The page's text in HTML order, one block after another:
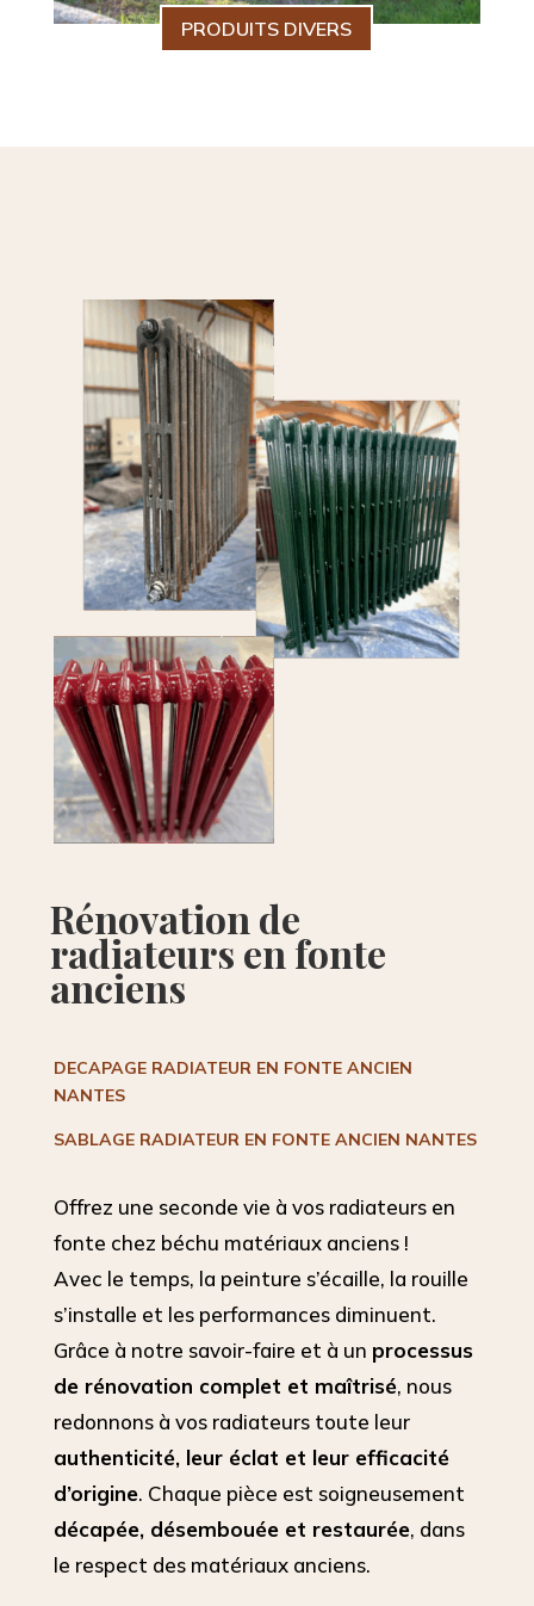
PRODUITS DIVERS
Rénovation de
radiateurs en fonte
anciens
DECAPAGE RADIATEUR EN FONTE ANCIEN
NANTES
SABLAGE RADIATEUR EN FONTE ANCIEN NANTES
Offrez une seconde vie à vos radiateurs en
fonte chez béchu matériaux anciens !
Avec le temps, la peinture s’écaille, la rouille
s’installe et les performances diminuent.
Grâce à notre savoir-faire et à un processus
de rénovation complet et maîtrisé, nous
redonnons à vos radiateurs toute leur
authenticité, leur éclat et leur efficacité
d’origine. Chaque pièce est soigneusement
décapée, désembouée et restaurée, dans
le respect des matériaux anciens.